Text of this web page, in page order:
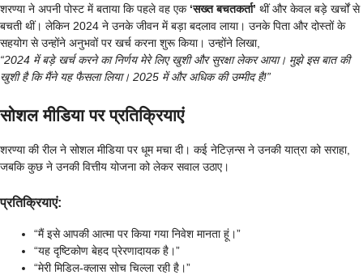
शरण्या ने अपनी पोस्ट में बताया कि पहले वह एक ‘सख्त बचतकर्ता’ थीं और केवल बड़े खर्चों से
बचती थीं। लेकिन 2024 ने उनके जीवन में बड़ा बदलाव लाया। उनके पिता और दोस्तों के
सहयोग से उन्होंने अनुभवों पर खर्च करना शुरू किया। उन्होंने लिखा,
“2024 में बड़े खर्च करने का निर्णय मेरे लिए खुशी और सुरक्षा लेकर आया। मुझे इस बात की
खुशी है कि मैंने यह फैसला लिया। 2025 में और अधिक की उम्मीद है!”
सोशल मीडिया पर प्रतिक्रियाएं
शरण्या की रील ने सोशल मीडिया पर धूम मचा दी। कई नेटिज़न्स ने उनकी यात्रा को सराहा,
जबकि कुछ ने उनकी वित्तीय योजना को लेकर सवाल उठाए।
प्रतिक्रियाएं:
“मैं इसे आपकी आत्मा पर किया गया निवेश मानता हूं।”
“यह दृष्टिकोण बेहद प्रेरणादायक है।”
“मेरी मिडिल-क्लास सोच चिल्ला रही है।”